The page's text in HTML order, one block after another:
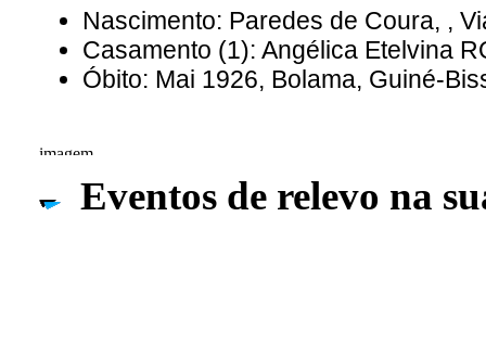
Nascimento: Paredes de Coura, ,
Casamento (1): Angélica Etelvina
Óbito: Mai 1926, Bolama, Guiné-
Eventos de relevo na